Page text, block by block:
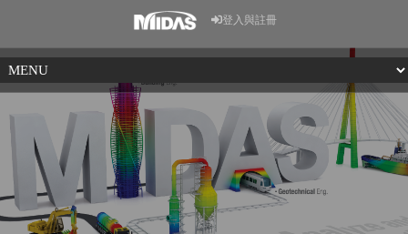
登入與註冊